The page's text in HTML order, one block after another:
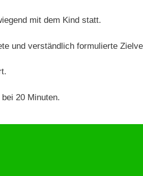
mit dem Kind statt.
und verständlich formulierte
20 Minuten.